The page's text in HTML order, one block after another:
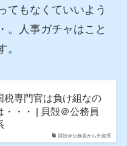
てもなくていいよう
。人事ガチャはこと
。
貝殻＠公務員から外資系
税専門官は負け組なの
・・・ | 貝殻＠公務員